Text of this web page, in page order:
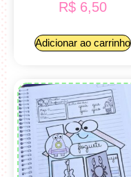
R$6,50
Adicionar ao carrinho